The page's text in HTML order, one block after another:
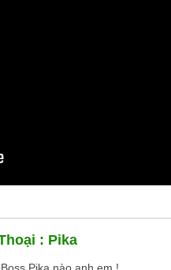
: Pika